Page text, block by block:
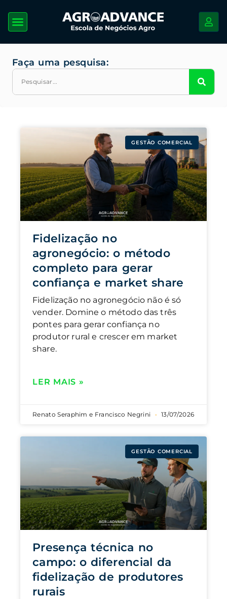
Faça uma pesquisa:
GESTÃO COMERCIAL
Fidelização no
agronegócio: o método
completo para gerar
confiança e market share
Fidelização no agronegócio não é só
vender. Domine o método das três
pontes para gerar confiança no
produtor rural e crescer em market
share.
LER MAIS »
Renato Seraphim e Francisco Negrini 13/07/2026
GESTÃO COMERCIAL
Presença técnica no
campo: o diferencial da
fidelização de produtores
rurais